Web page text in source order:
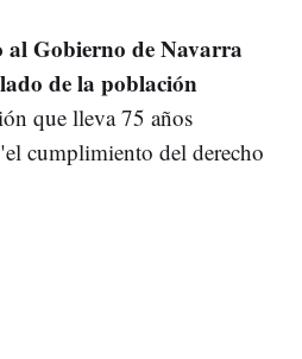
al Gobierno de Navarra
de la población
que lleva 75 años
cumplimiento del derecho